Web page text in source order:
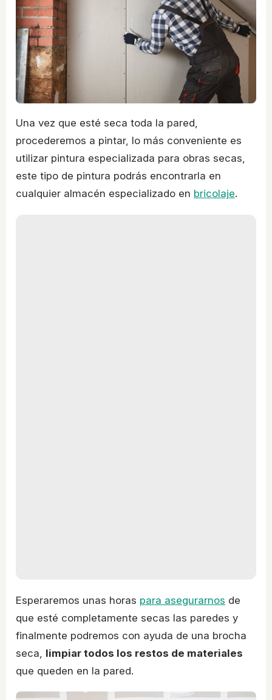
Una vez que esté seca toda la pared,
procederemos a pintar, lo más conveniente es
utilizar pintura especializada para obras secas,
este tipo de pintura podrás encontrarla en
cualquier almacén especializado en bricolaje.
Esperaremos unas horas para asegurarnos de
que esté completamente secas las paredes y
finalmente podremos con ayuda de una brocha
seca, limpiar todos los restos de materiales
que queden en la pared.